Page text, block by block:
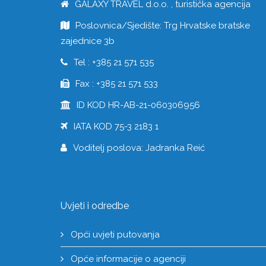
GALAXY TRAVEL d.o.o. , turistička agencija
Poslovnica/Sjedište: Trg Hrvatske bratske
zajednice 3b
Tel : +385 21 571 535
Fax : +385 21 571 533
ID KOD HR-AB-21-060306956
IATA KOD 75-3 2183 1
Voditelj poslova: Jadranka Reić
Uvjeti i odredbe
Opći uvjeti putovanja
Opće informacije o agenciji